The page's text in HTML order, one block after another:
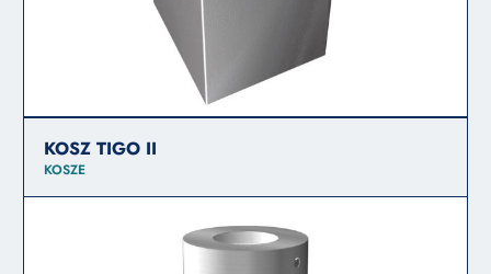
KOSZ TIGO II
KOSZE